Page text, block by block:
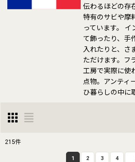
伝わるほどの存
特有のサビや摩
っています。 イ
て飾ったり、手
入れたりと、さ
ただけます。フ
工房で実際に使
点物。アンティ
ひ暮らしの中に
215件
1 2 3 4